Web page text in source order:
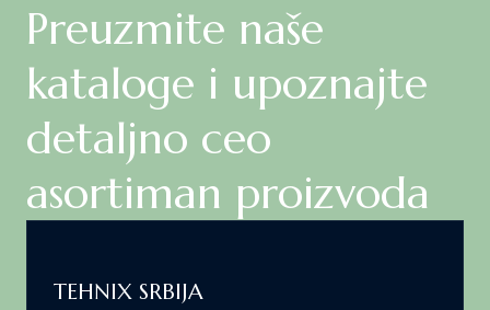
Preuzmite naše
kataloge i upoznajte
detaljno ceo
asortiman proizvoda
TEHNIX SRBIJA